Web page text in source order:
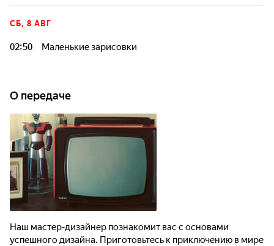
СБ, 8 АВГ
02:50 Маленькие зарисовки
О передаче
Наш мастер-дизайнер познакомит вас с основами
успешного дизайна. Приготовьтесь к приключению в мире